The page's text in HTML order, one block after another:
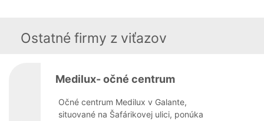
Ostatné firmy z viťazov
Medilux- očné centrum
Očné centrum Medilux v Galante,
situované na Šafárikovej ulici, ponúka